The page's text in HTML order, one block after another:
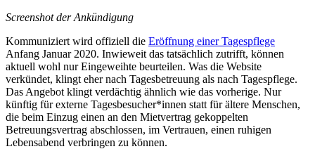
Screenshot der Ankündigung
Kommuniziert wird offiziell die Eröffnung einer Tagespflege
Anfang Januar 2020. Inwieweit das tatsächlich zutrifft, können
aktuell wohl nur Eingeweihte beurteilen. Was die Website
verkündet, klingt eher nach Tagesbetreuung als nach Tagespflege.
Das Angebot klingt verdächtig ähnlich wie das vorherige. Nur
künftig für externe Tagesbesucher*innen statt für ältere Menschen,
die beim Einzug einen an den Mietvertrag gekoppelten
Betreuungsvertrag abschlossen, im Vertrauen, einen ruhigen
Lebensabend verbringen zu können.